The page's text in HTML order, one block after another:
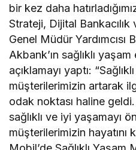
bir kez daha
Strateji, Dijital
Genel Müdür Yardımcısı
Akbank’ın sağlıklı
açıklamayı yaptı:
müşterilerimizin artarak
odak noktası haline
sağlıklı ve iyi yaşamayı
müşterilerimizin hayatını